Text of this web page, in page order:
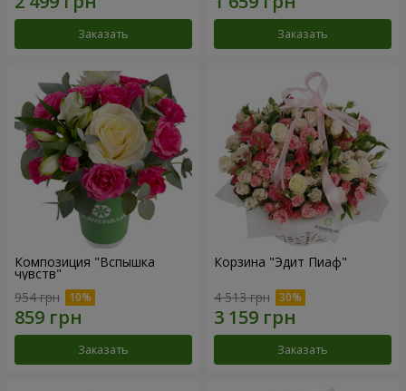
Заказать Заказать
Композиция "Вспышка
чувств"
954 грн
Заказать
Корзина "Эдит Пиаф"
4 513 грн
Заказать